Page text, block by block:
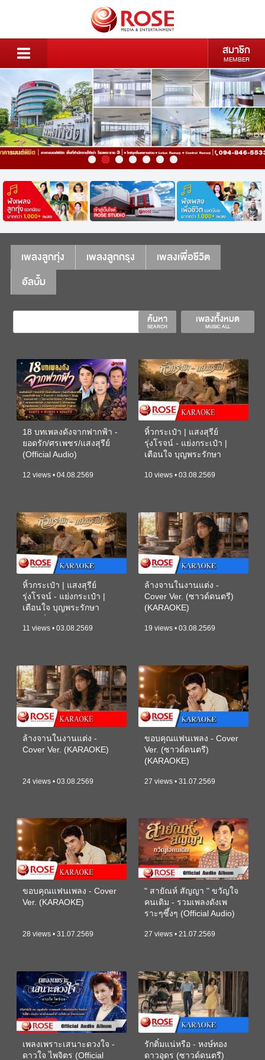
สมาชิก
MEMBER
เพลงลูกทุ่ง เพลงลูกกรุง
เพลงเพื่อชีวิต
อัลบั้ม
เพลงทั้งหมด
MUSIC ALL
ค้นหา
SEARCH
18 บทเพลงดังจากฟากฟ้า -
ยอดรัก/ศรเพชร/แสงสุรีย์
(Official Audio)
12 views • 04.08.2569
หิ้วกระเป๋า | แสงสุรีย์
รุ่งโรจน์ - แย่งกระเป๋า |
เตือนใจ บุญพระรักษา
10 views • 03.08.2569
หิ้วกระเป๋า | แสงสุรีย์
รุ่งโรจน์ - แย่งกระเป๋า |
เตือนใจ บุญพระรักษา
11 views • 03.08.2569
ล้างจานในงานแต่ง -
Cover Ver. (ซาวด์ดนตรี)
(KARAOKE)
19 views • 03.08.2569
ล้างจานในงานแต่ง -
Cover Ver. (KARAOKE)
24 views • 03.08.2569
ขอบคุณแฟนเพลง - Cover
Ver. (ซาวด์ดนตรี)
(KARAOKE)
27 views • 31.07.2569
ขอบคุณแฟนเพลง - Cover
Ver. (KARAOKE)
28 views • 31.07.2569
" สายัณห์ สัญญา " ขวัญใจ
คนเดิม - รวมเพลงดังเพ
ราะๆซึ้งๆ (Official Audio)
27 views • 21.07.2569
เพลงเพราะเสนาะดวงใจ -
ดาวใจ ไพจิตร (Official
รักติ๋มแน่หรือ - หงษ์ทอง
ดาวอุดร (ซาวด์ดนตรี)